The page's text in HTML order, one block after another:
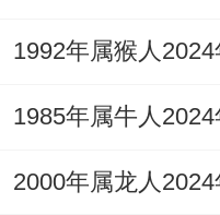
事静心活动，正南
放「祥安阁瑞兽迎
六月（丁未月）：